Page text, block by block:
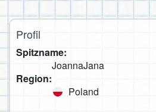
Profil
Spitzname:
JoannaJana
Region:
Poland